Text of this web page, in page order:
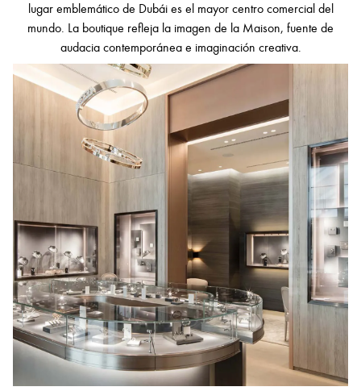
lugar emblemático de Dubái es el mayor centro comercial del
mundo. La boutique refleja la imagen de la Maison, fuente de
audacia contemporánea e imaginación creativa.